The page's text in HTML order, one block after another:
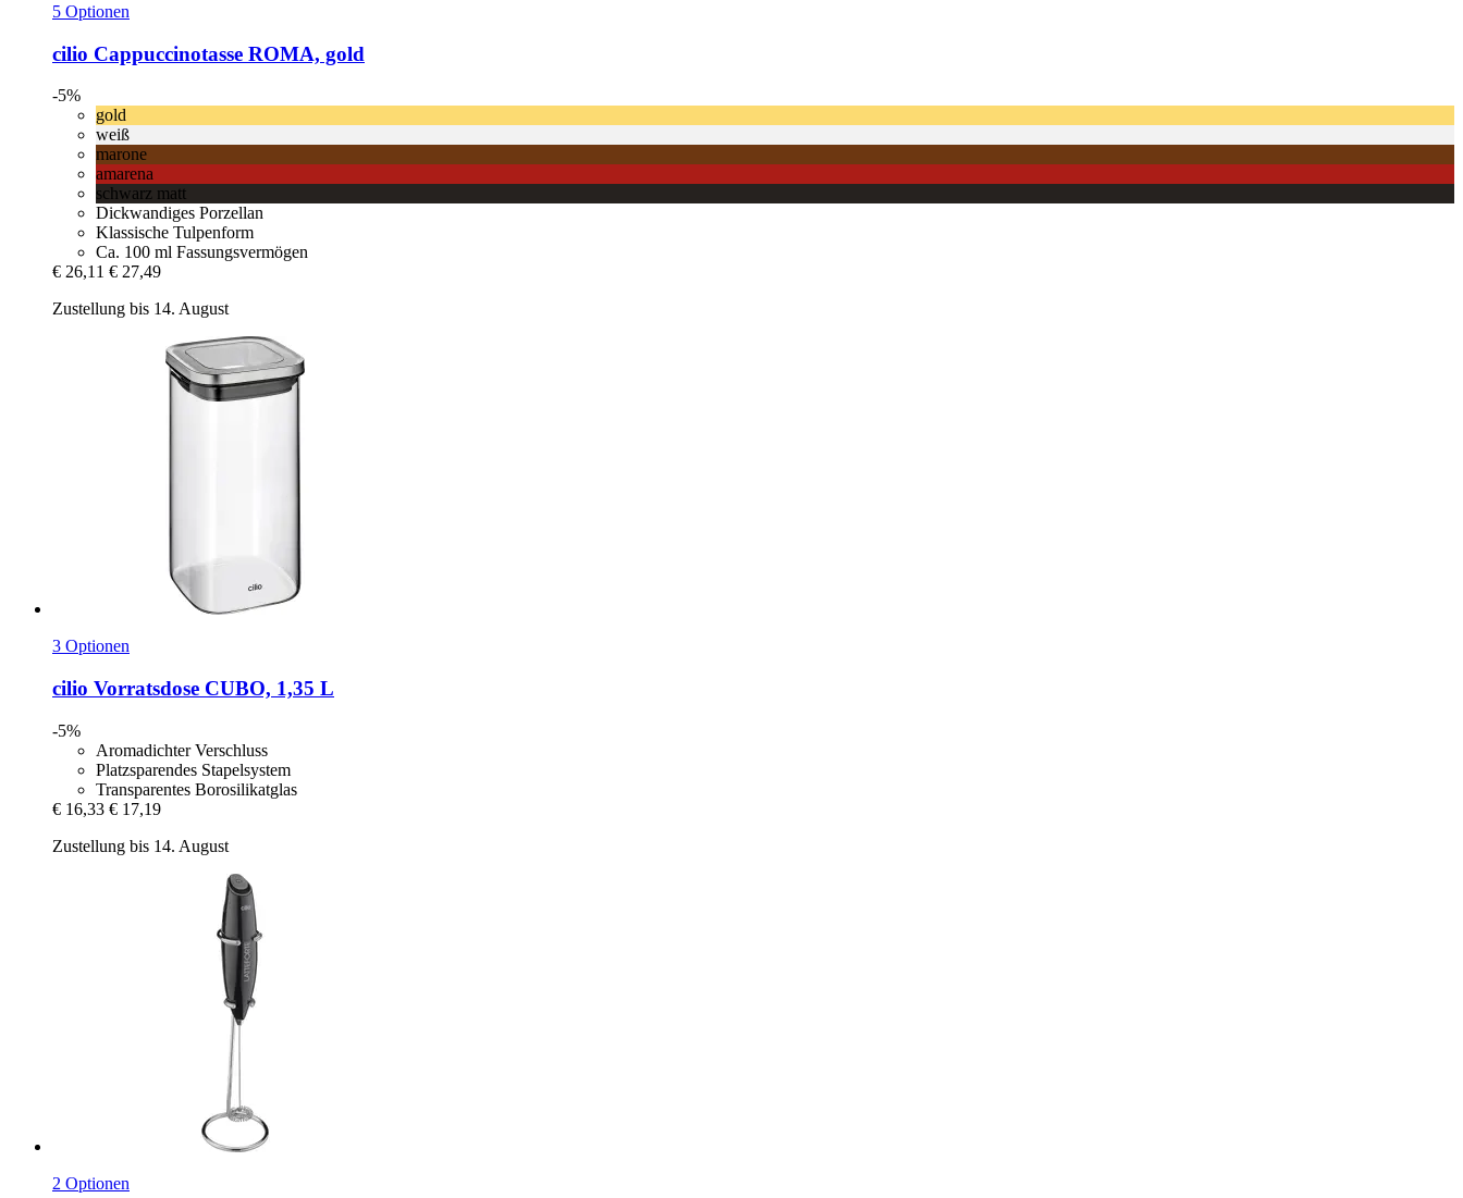
5 Optionen
cilio Cappuccinotasse ROMA, gold
-5%
gold
weiß
marone
amarena
schwarz matt
Dickwandiges Porzellan
Klassische Tulpenform
Ca. 100 ml Fassungsvermögen
€ 26,11 € 27,49
Zustellung bis 14. August
3 Optionen
cilio Vorratsdose CUBO, 1,35 L
-5%
Aromadichter Verschluss
Platzsparendes Stapelsystem
Transparentes Borosilikatglas
€ 16,33 € 17,19
Zustellung bis 14. August
2 Optionen